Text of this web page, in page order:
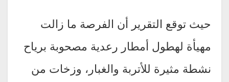
حيث توقع التقرير أن الفرصة ما زالت
مهيأة لهطول أمطار رعدية مصحوبة برياح
نشطة مثيرة للأتربة والغبار، وزخات من